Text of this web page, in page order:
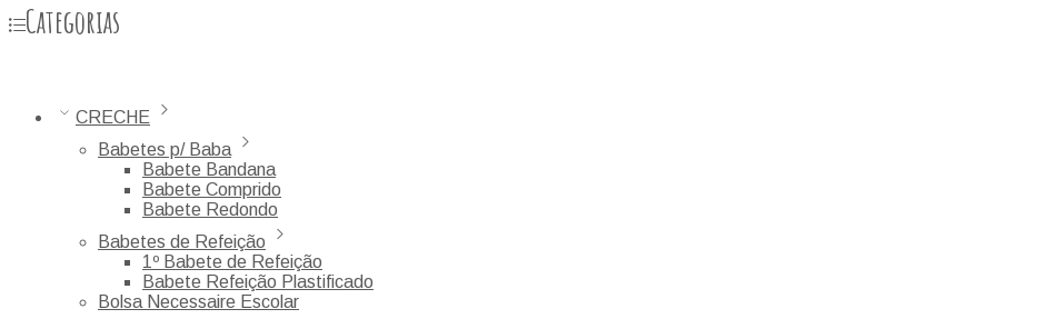
Categorias
CRECHE
Babetes p/ Baba
Babete Bandana
Babete Comprido
Babete Redondo
Babetes de Refeição
1º Babete de Refeição
Babete Refeição Plastificado
Bolsa Necessaire Escolar